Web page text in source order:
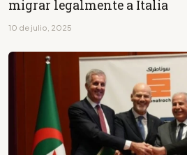
migrar legalmente a Italia
10 de julio, 2025